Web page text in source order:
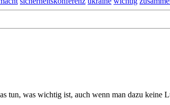
tun, was wichtig ist, auch wenn man dazu keine